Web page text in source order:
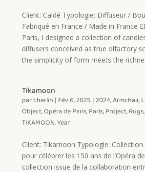
Client: Caldé Typologie: Diffuseur /
Fabriqué en France / Made in France
Paris, I designed a collection of
diffusers conceived as true olfactory
the simplicity of form meets the
Tikamoon
part.herlin | Fév 6, 2025 |2024,Armchair,
Object,Opéra de Paris,Paris,Project,Rugs,
TIKAMOON,Year
Client: Tikamoon Typologie:
pour célébrer les 150 ans de l’Opéra
collection issue de la collaboration